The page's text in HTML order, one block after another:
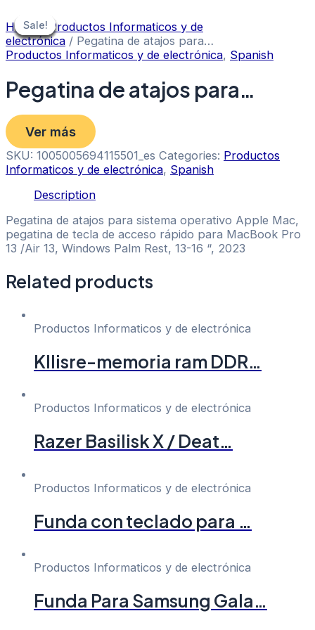
to
content
Home/ Productos Informaticos y de
electrónica / Pegatina de atajos para…
Productos Informaticos y de electrónica, Spanish
Pegatina de atajos para…
Ver más
SKU: 1005005694115501_es Categories: Productos
Informaticos y de electrónica, Spanish
Description
Pegatina de atajos para sistema operativo Apple Mac,
pegatina de tecla de acceso rápido para MacBook Pro
13 /Air 13, Windows Palm Rest, 13-16 “, 2023
Related products
Sale!
Sale!
Productos Informaticos y de electrónica
Kllisre-memoria ram DDR…
Sale!
Sale!
Productos Informaticos y de electrónica
Razer Basilisk X / Deat…
Sale!
Sale!
Productos Informaticos y de electrónica
Funda con teclado para …
Sale!
Sale!
Productos Informaticos y de electrónica
Funda Para Samsung Gala…